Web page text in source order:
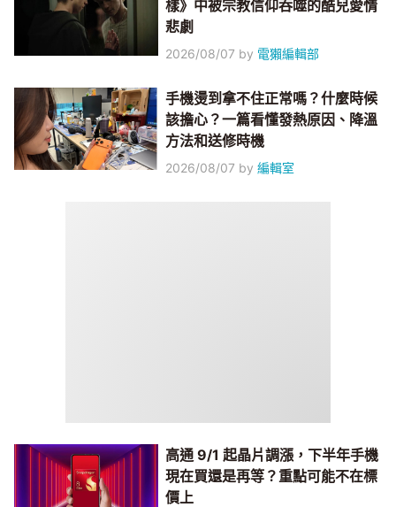
樣》中被宗教信仰吞噬的酷兒愛情
悲劇
2026/08/07 by 電獺編輯部
手機燙到拿不住正常嗎？什麼時候
該擔心？一篇看懂發熱原因、降溫
方法和送修時機
2026/08/07 by編輯室
高通 9/1 起晶片調漲，下半年手機
現在買還是再等？重點可能不在標
價上